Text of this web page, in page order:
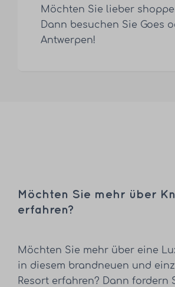
Möchten Sie lieber
Dann besuchen Sie Goes
Antwerpen!
Möchten Sie mehr über
erfahren?
Möchten Sie mehr über eine
in diesem brandneuen und
Resort erfahren? Dann fordern